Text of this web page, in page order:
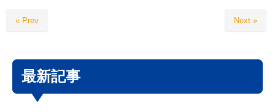
« Prev Next »
最新記事